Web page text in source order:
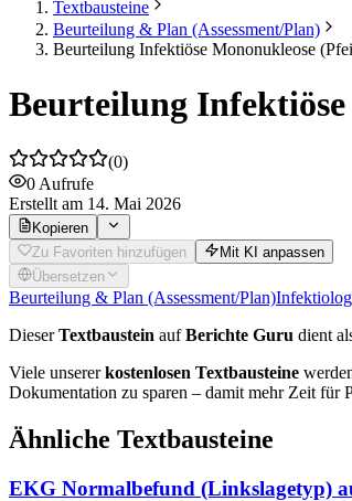
Textbausteine
Beurteilung & Plan (Assessment/Plan)
Beurteilung Infektiöse Mononukleose
Beurteilung
(0)
0 Aufrufe
Erstellt am 14. Mai 2026
Kopieren
Zu Favoriten hinzufügen
Mit KI anpassen
Übersetzen
Beurteilung & Plan (Assessment/Plan)
DieserTextbaustein aufBerichte Guru dient
Viele unsererkostenlosen Textbausteine
Dokumentation zu sparen – damit mehr Zeit für
Ähnliche Textbausteine
EKG Normalbefund (Linkslagetyp)